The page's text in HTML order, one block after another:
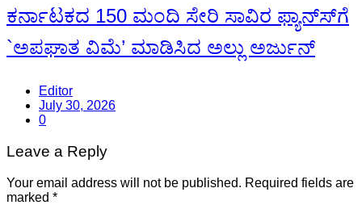
ಕರ್ನಾಟಕದ 150 ಮಂದಿ ಸೇರಿ ಸಾವಿರ ಫ್ಯಾನ್ಸ್‍ಗೆ
`ಅಪಘಾತ ವಿಮೆ’ ಮಾಡಿಸಿದ ಅಲ್ಲು ಅರ್ಜುನ್
Editor
July 30, 2026
0
Leave a Reply
Your email address will not be published. Required fields are
marked *